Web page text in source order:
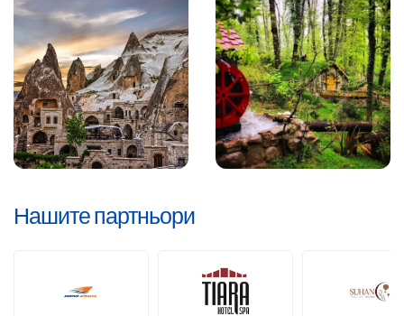
Нашите партньори